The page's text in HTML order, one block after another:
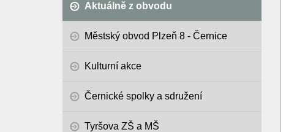
Aktuálně z obvodu
Městský obvod Plzeň 8 - Černice
Kulturní akce
Černické spolky a sdružení
Tyršova ZŠ a MŠ